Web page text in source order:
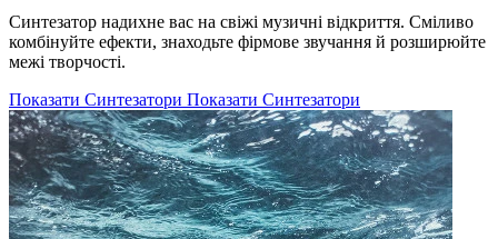
Синтезатор надихне вас на свіжі музичні відкриття. Сміливо
комбінуйте ефекти, знаходьте фірмове звучання й розширюйте
межі творчості.
Показати Синтезатори Показати Синтезатори